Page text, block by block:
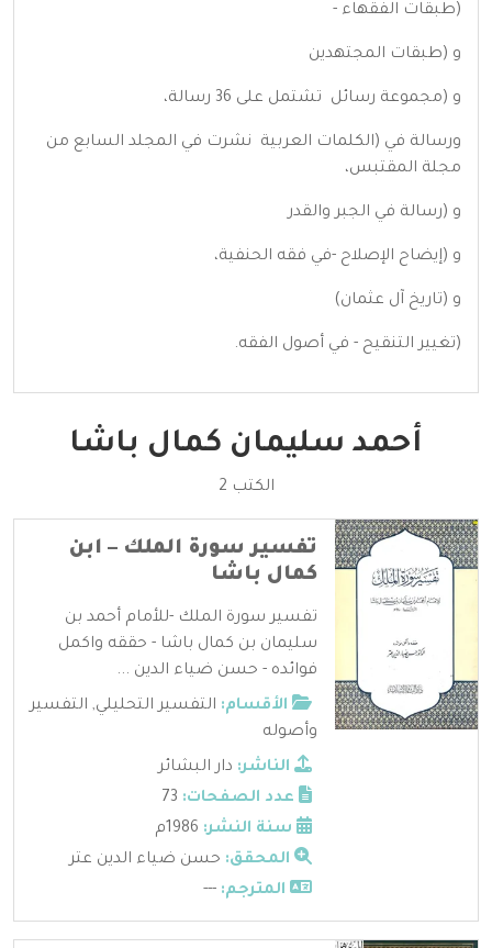
(طبقات الفقهاء -
و (طبقات المجتهدين
و (مجموعة رسائل تشتمل على 36 رسالة،
ورسالة في (الكلمات العربية نشرت في المجلد السابع من
مجلة المقتبس،
و (رسالة في الجبر والقدر
و (إيضاح الإصلاح -في فقه الحنفية،
و (تاريخ آل عثمان)
(تغيير التنقيح - في أصول الفقه.
أحمد سليمان كمال باشا
الكتب 2
تفسير سورة الملك – ابن
كمال باشا
تفسير سورة الملك -للأمام أحمد بن
سليمان بن كمال باشا - حققه واكمل
فوائده - حسن ضياء الدين ...
الأقسام: التفسير التحليلي, التفسير
وأصوله
الناشر: دار البشائر
عدد الصفحات:
سنة النشر:
المحقق: حسن ضياء الدين عتر
المترجم: ---